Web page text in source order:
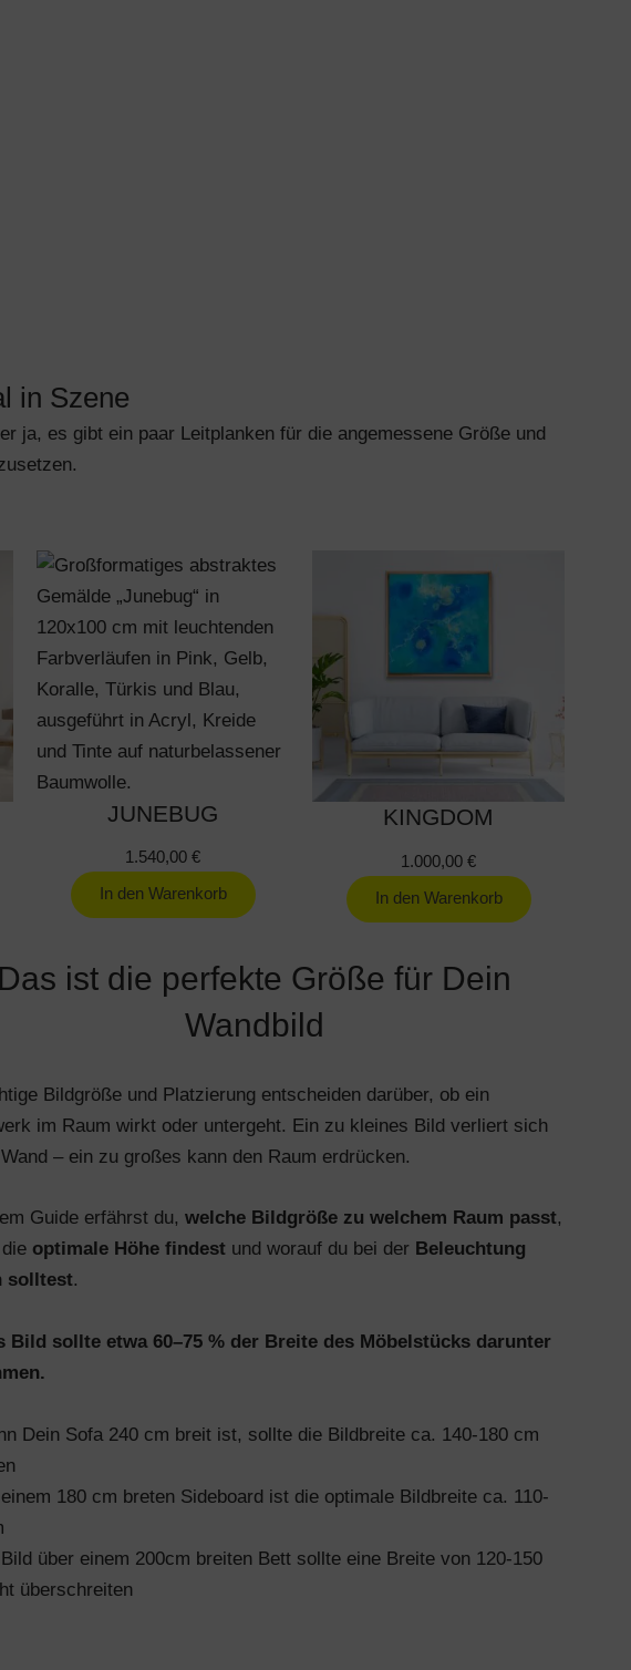
in Szene
ja, es gibt ein paar Leitplanken für die angemessene Größe und
JUNEBUG
1.540,00€
In den Warenkorb
KINGDOM
1.000,00€
In den Warenkorb
Das ist die perfekte Größe für Dein
Wandbild
Bildgröße und Platzierung entscheiden darüber, ob ein
im Raum wirkt oder untergeht. Ein zu kleines Bild verliert sich
– ein zu großes kann den Raum erdrücken.
Guide erfährst du,welche Bildgröße zu welchem Raum passt,
optimale Höhe findest und worauf du bei der Beleuchtung
solltest.
Bild sollte etwa 60–75 % der Breite des Möbelstücks darunter
Dein Sofa 240 cm breit ist, sollte die Bildbreite ca. 140-180 cm
180 cm breten Sideboard ist die optimale Bildbreite ca. 110-
über einem 200cm breiten Bett sollte eine Breite von 120-150
überschreiten